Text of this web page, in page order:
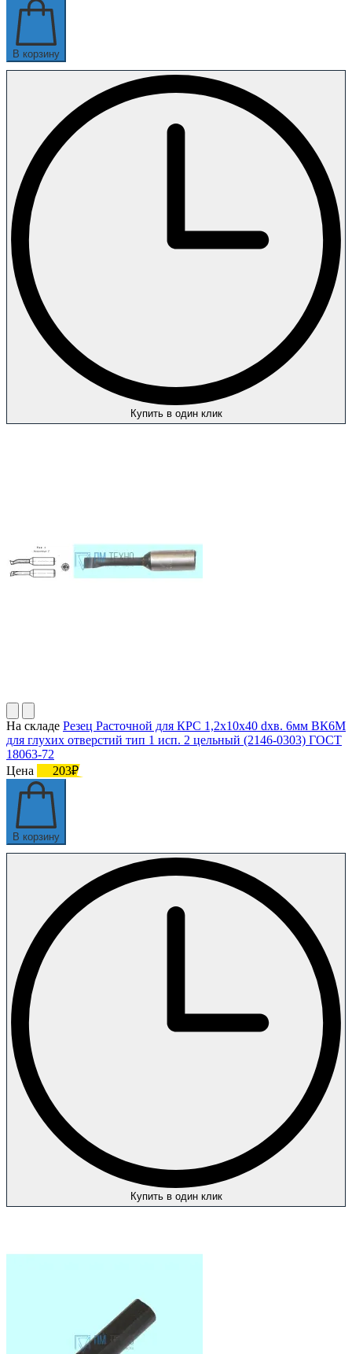
В корзину
Купить в один клик
На складе Резец Расточной для КРС 1,2х10х40 dхв. 6мм ВК6М
для глухих отверстий тип 1 исп. 2 цельный (2146-0303) ГОСТ
18063-72
Цена
203₽
В корзину
Купить в один клик